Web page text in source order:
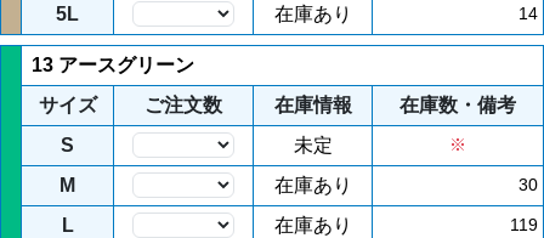
5L 在庫あり 14
13 アースグリーン
サイズ
ご注文数 在庫情報
在庫数・備考
S
未定 ※
M 在庫あり 30
L 在庫あり 119